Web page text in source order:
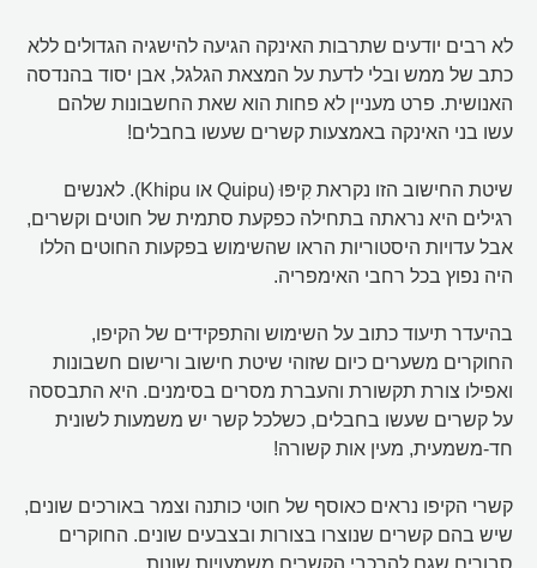
לא רבים יודעים שתרבות האינקה הגיעה להישגיה הגדולים ללא
כתב של ממש ובלי לדעת על המצאת הגלגל, אבן יסוד בהנדסה
האנושית. פרט מעניין לא פחות הוא שאת החשבונות שלהם
עשו בני האינקה באמצעות קשרים שעשו בחבלים!
שיטת החישוב הזו נקראת קִיפּוּ (Quipu או Khipu). לאנשים
רגילים היא נראתה בתחילה כפקעת סתמית של חוטים וקשרים,
אבל עדויות היסטוריות הראו שהשימוש בפקעות החוטים הללו
היה נפוץ בכל רחבי האימפריה.
בהיעדר תיעוד כתוב על השימוש והתפקידים של הקיפו,
החוקרים משערים כיום שזוהי שיטת חישוב ורישום חשבונות
ואפילו צורת תקשורת והעברת מסרים בסימנים. היא התבססה
על קשרים שעשו בחבלים, כשלכל קשר יש משמעות לשונית
חד-משמעית, מעין אות קשורה!
קשרי הקיפו נראים כאוסף של חוטי כותנה וצמר באורכים שונים,
שיש בהם קשרים שנוצרו בצורות ובצבעים שונים. החוקרים
סבורים שגם להרכבי הקשרים משמעויות שונות.